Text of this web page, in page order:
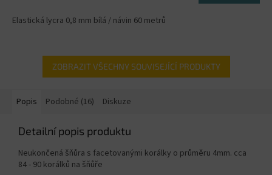
Elastická lycra 0,8 mm bílá / návin 60 metrů
ZOBRAZIT VŠECHNY SOUVISEJÍCÍ PRODUKTY
Popis Podobné (16) Diskuze
Detailní popis produktu
Neukončená šňůra s facetovanými korálky o průměru 4mm. cca
84 - 90 korálků na šňůře